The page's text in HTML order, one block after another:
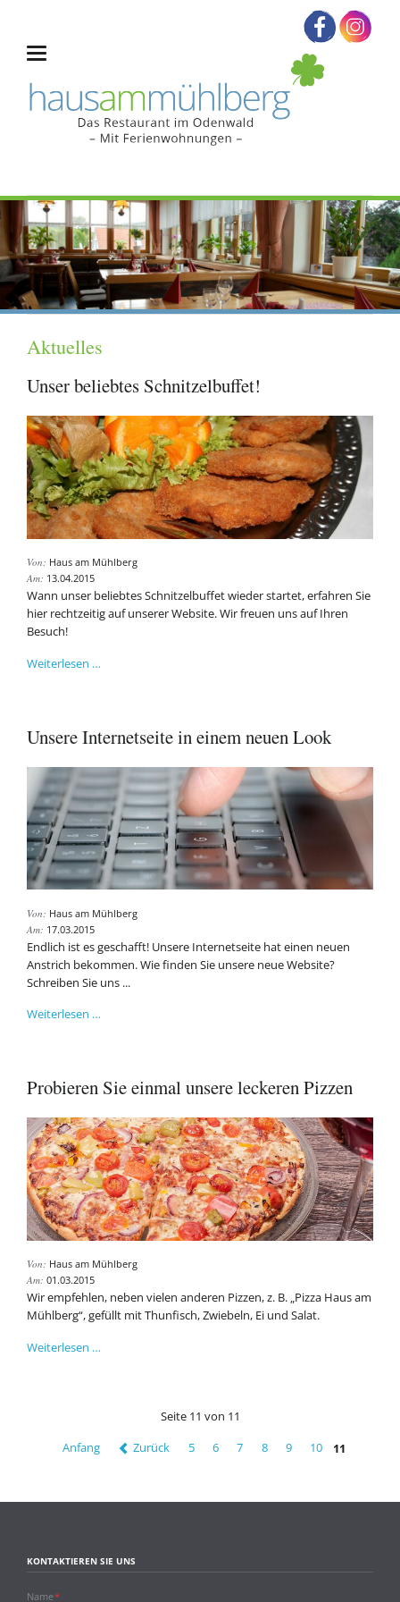
Aktuelles
Unser beliebtes Schnitzelbuffet!
Von: Haus am Mühlberg
Am: 13.04.2015
Wann unser beliebtes Schnitzelbuffet wieder startet, erfahren Sie
hier rechtzeitig auf unserer Website. Wir freuen uns auf Ihren
Besuch!
Weiterlesen …Unser
Unsere Internetseite in einem neuen Look
Von: Haus am Mühlberg
Am: 17.03.2015
Endlich ist es geschafft! Unsere Internetseite hat einen neuen
Anstrich bekommen. Wie finden Sie unsere neue Website?
Schreiben Sie uns ...
Weiterlesen …Unsere
neuen
Probieren Sie einmal unsere leckeren Pizzen
Von: Haus am Mühlberg
Am: 01.03.2015
Wir empfehlen, neben vielen anderen Pizzen, z. B. „Pizza Haus am
Mühlberg“,gefüllt mit Thunfisch, Zwiebeln, Ei und Salat.
Weiterlesen …Probieren
Seite 11 von 11
Anfang
Zurück 5 6 7 8 9 10 11
KONTAKTIEREN SIE UNS
Pflichtfeld
Name*